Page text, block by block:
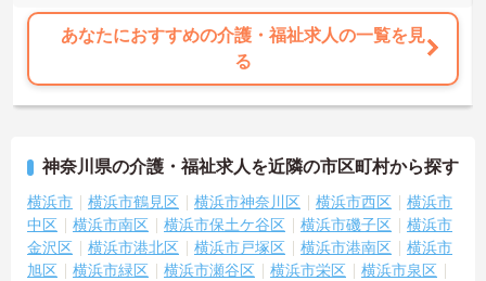
あなたにおすすめの介護・福祉求人の一覧を見
る
神奈川県の介護・福祉求人を近隣の市区町村から探す
横浜市 横浜市鶴見区 横浜市神奈川区 横浜市西区
横浜市
中区
横浜市南区 横浜市保土ケ谷区 横浜市磯子区
横浜市
金沢区
横浜市港北区 横浜市戸塚区 横浜市港南区
横浜市
旭区
横浜市緑区 横浜市瀬谷区 横浜市栄区
横浜市泉区